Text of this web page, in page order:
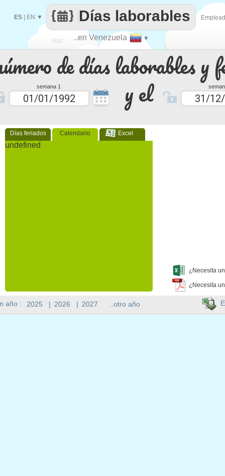
de días laborables y
semana 1 y el
Días feriados Calendario Excel
undefined
¿Necesita
¿Necesita
Haz
que
..en Venezuela ▼
Días laborables
ES EN ▼
año : 2025 | 2026 | 2027 ..otro año